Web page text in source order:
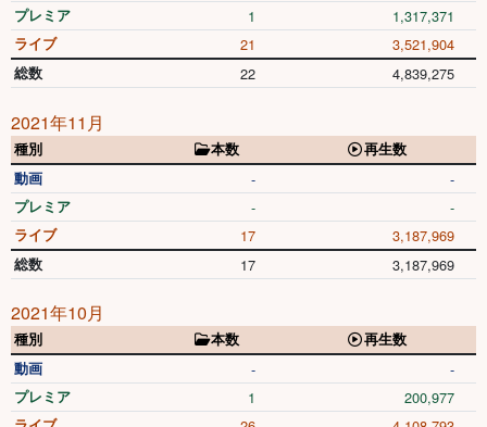
プレミア 1 1,317,371
ライブ 21 3,521,904
総数 22 4,839,275
2021年11月
種別 本数
再生数
動画
- -
プレミア - -
ライブ 17 3,187,969
総数 17 3,187,969
2021年10月
種別 本数
再生数
動画
- -
プレミア 1 200,977